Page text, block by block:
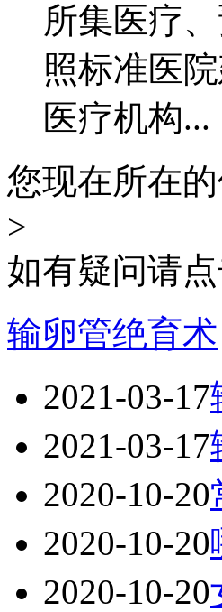
所集医疗
照标准医
医疗机构...
您现在所在的
>
如有疑问请点
输卵管绝育术
2021-03-17
2021-03-17
2020-10-20
2020-10-20
2020-10-20